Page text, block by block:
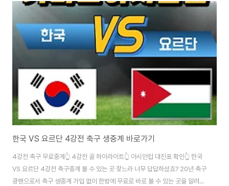
한국 VS 요르단 4강전 축구 생중계 바로가기
4강전 축구 무료중계👆 4강전 골 하이라이트👆 아시안컵 대진표 확인👆 한국
VS 요르단 4강전 축구중계 볼 수 있는 곳 찾느라 너무 답답하셨죠? 20년 축구
광팬으로서 축구 생중계 가입 없이 한방에 무료로 바로 볼 수 있는 곳을 알려드